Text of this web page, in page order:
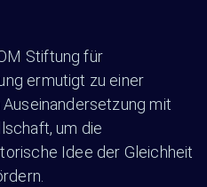
Stiftung für
ermutigt zu einer
Auseinandersetzung mit
um die
Idee der Gleichheit